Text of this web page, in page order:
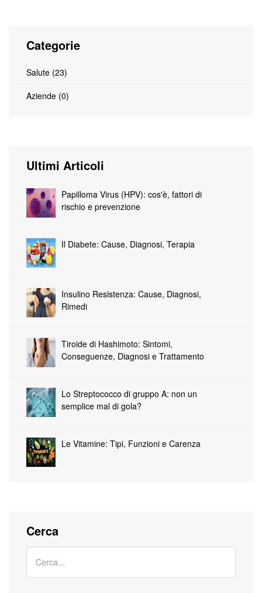
Categorie
Salute (23)
Aziende (0)
Ultimi Articoli
Papilloma Virus (HPV): cos'è, fattori di
rischio e prevenzione
Il Diabete: Cause, Diagnosi, Terapia
Insulino Resistenza: Cause, Diagnosi,
Rimedi
Tiroide di Hashimoto: Sintomi,
Conseguenze, Diagnosi e Trattamento
Lo Streptococco di gruppo A: non un
semplice mal di gola?
Le Vitamine: Tipi, Funzioni e Carenza
Cerca